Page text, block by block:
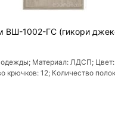
ВШ-1002-ГС (гикори
одежды; Материал: ЛДСП;
крючков: 12; Количество